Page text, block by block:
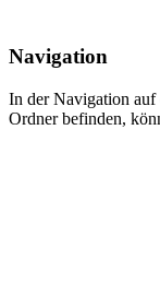
Navigation
In der Navigation auf
Ordner befinden,